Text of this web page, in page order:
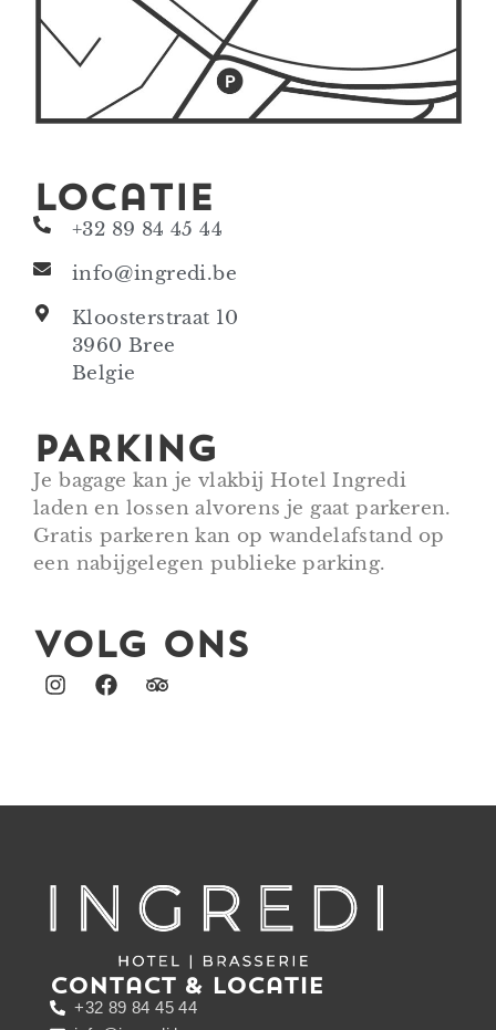
Locatie
+32 89 84 45 44
info@ingredi.be
Kloosterstraat 10
3960 Bree
Belgie
PARKING
Je bagage kan je vlakbij Hotel Ingredi
laden en lossen alvorens je gaat parkeren.
Gratis parkeren kan op wandelafstand op
een nabijgelegen publieke parking.
Volg ons
Contact & locatie
+32 89 84 45 44